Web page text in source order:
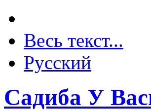
Весь текст...
Русский
Садиба У